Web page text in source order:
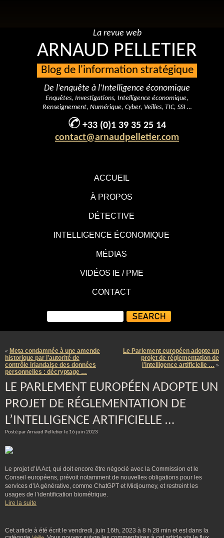
ACCUEIL
À PROPOS
DÉTECTIVE
INTELLIGENCE ÉCONOMIQUE
MÉDIAS
VIDÉOS IE / PME
CONTACT
La revue web
ARNAUD PELLETIER
Blog de l'information stratégique
De l’enquête à l’Intelligence économique
Enquêtes, Investigations, Intelligence économique,
Renseignement, Numérique, Cyber, Veilles, TIC, SSI …
+33 (0)1 39 35 25 14
contact@arnaudpelletier.com
« Meta condamnée à une amende
historique par l’autorité de
contrôle irlandaise des données
personnelles : décryptage …
Le Parlement européen adopte un
projet de réglementation de
l’intelligence artificielle … »
LE PARLEMENT EUROPÉEN ADOPTE UN
PROJET DE RÉGLEMENTATION DE
L’INTELLIGENCE ARTIFICIELLE …
Posté par Arnaud Pelletier le 16 juin 2023
Le projet d’IA Act, qui doit encore être négocié avec la Commission et le
Conseil européens, prévoit notamment de nouvelles obligations pour les
services d’IA générative, comme ChatGPT et Midjourney, et restreint les
usages de l’identification biométrique.
Lire la suite
Cet article à été écrit le vendredi, juin 16th, 2023 à 8 h 28 min et est dans la